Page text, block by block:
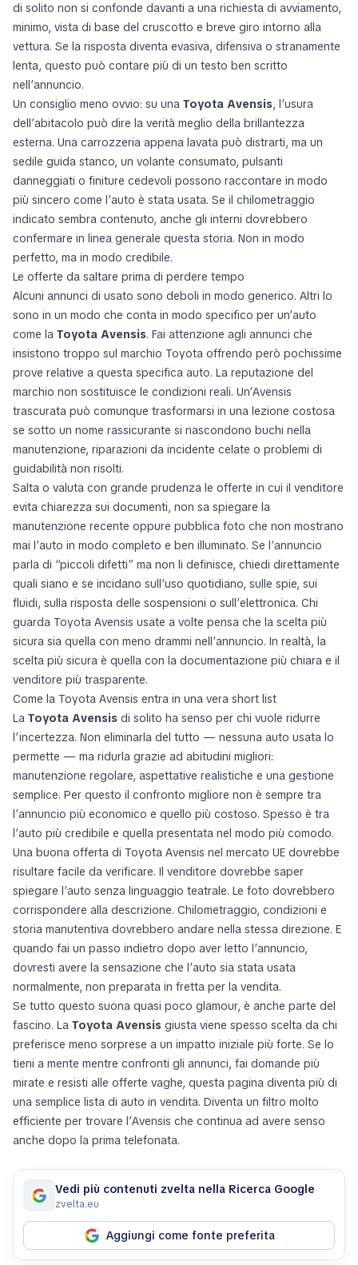
di solito non si confonde davanti a una richiesta di avviamento,
minimo, vista di base del cruscotto e breve giro intorno alla
vettura. Se la risposta diventa evasiva, difensiva o stranamente
lenta, questo può contare più di un testo ben scritto
nell’annuncio.
Un consiglio meno ovvio: su una Toyota Avensis, l’usura
dell’abitacolo può dire la verità meglio della brillantezza
esterna. Una carrozzeria appena lavata può distrarti, ma un
sedile guida stanco, un volante consumato, pulsanti
danneggiati o finiture cedevoli possono raccontare in modo
più sincero come l’auto è stata usata. Se il chilometraggio
indicato sembra contenuto, anche gli interni dovrebbero
confermare in linea generale questa storia. Non in modo
perfetto, ma in modo credibile.
Le offerte da saltare prima di perdere tempo
Alcuni annunci di usato sono deboli in modo generico. Altri lo
sono in un modo che conta in modo specifico per un’auto
come la Toyota Avensis. Fai attenzione agli annunci che
insistono troppo sul marchio Toyota offrendo però pochissime
prove relative a questa specifica auto. La reputazione del
marchio non sostituisce le condizioni reali. Un’Avensis
trascurata può comunque trasformarsi in una lezione costosa
se sotto un nome rassicurante si nascondono buchi nella
manutenzione, riparazioni da incidente celate o problemi di
guidabilità non risolti.
Salta o valuta con grande prudenza le offerte in cui il venditore
evita chiarezza sui documenti, non sa spiegare la
manutenzione recente oppure pubblica foto che non mostrano
mai l’auto in modo completo e ben illuminato. Se l’annuncio
parla di “piccoli difetti” ma non li definisce, chiedi direttamente
quali siano e se incidano sull’uso quotidiano, sulle spie, sui
fluidi, sulla risposta delle sospensioni o sull’elettronica. Chi
guarda Toyota Avensis usate a volte pensa che la scelta più
sicura sia quella con meno drammi nell’annuncio. In realtà, la
scelta più sicura è quella con la documentazione più chiara e il
venditore più trasparente.
Come la Toyota Avensis entra in una vera short list
La Toyota Avensis di solito ha senso per chi vuole ridurre
l’incertezza. Non eliminarla del tutto — nessuna auto usata lo
permette — ma ridurla grazie ad abitudini migliori:
manutenzione regolare, aspettative realistiche e una gestione
semplice. Per questo il confronto migliore non è sempre tra
l’annuncio più economico e quello più costoso. Spesso è tra
l’auto più credibile e quella presentata nel modo più comodo.
Una buona offerta di Toyota Avensis nel mercato UE dovrebbe
risultare facile da verificare. Il venditore dovrebbe saper
spiegare l’auto senza linguaggio teatrale. Le foto dovrebbero
corrispondere alla descrizione. Chilometraggio, condizioni e
storia manutentiva dovrebbero andare nella stessa direzione. E
quando fai un passo indietro dopo aver letto l’annuncio,
dovresti avere la sensazione che l’auto sia stata usata
normalmente, non preparata in fretta per la vendita.
Se tutto questo suona quasi poco glamour, è anche parte del
fascino. La Toyota Avensis giusta viene spesso scelta da chi
preferisce meno sorprese a un impatto iniziale più forte. Se lo
tieni a mente mentre confronti gli annunci, fai domande più
mirate e resisti alle offerte vaghe, questa pagina diventa più di
una semplice lista di auto in vendita. Diventa un filtro molto
efficiente per trovare l’Avensis che continua ad avere senso
anche dopo la prima telefonata.
Vedi più contenuti zvelta nella Ricerca Google
zvelta.eu
Aggiungi come fonte preferita